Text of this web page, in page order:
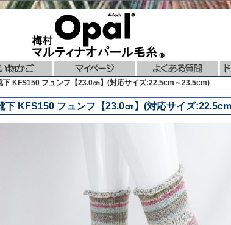
KFS150 フュンフ【23.0㎝】(対応サイズ:22.5cm～23.5cm)
下 KFS150 フュンフ【23.0㎝】(対応サイズ